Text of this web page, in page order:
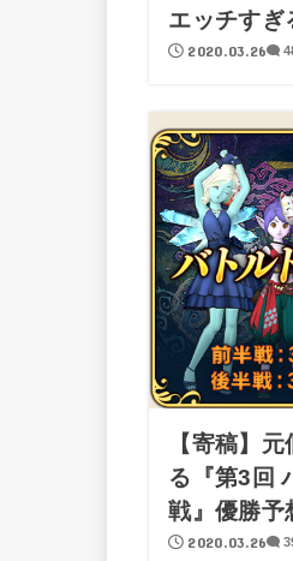
エッチすぎ
2020.03.26
【寄稿】
る『第3回
戦』優勝予
2020.03.26